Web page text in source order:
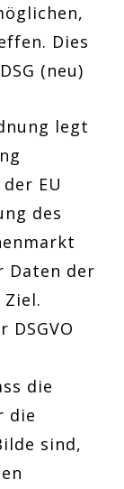
Dies
(neu)
legt
EU
des
Daten der
die
die
sind,